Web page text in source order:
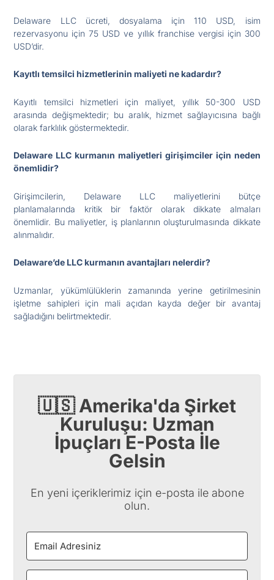
Delaware LLC ücreti, dosyalama için 110 USD, isim
rezervasyonu için 75 USD ve yıllık franchise vergisi için 300
USD’dir.
Kayıtlı temsilci hizmetlerinin maliyeti ne kadardır?
Kayıtlı temsilci hizmetleri için maliyet, yıllık 50-300 USD
arasında değişmektedir; bu aralık, hizmet sağlayıcısına bağlı
olarak farklılık göstermektedir.
Delaware LLC kurmanın maliyetleri girişimciler için neden
önemlidir?
Girişimcilerin, Delaware LLC maliyetlerini bütçe
planlamalarında kritik bir faktör olarak dikkate almaları
önemlidir. Bu maliyetler, iş planlarının oluşturulmasında dikkate
alınmalıdır.
Delaware’de LLC kurmanın avantajları nelerdir?
Uzmanlar, yükümlülüklerin zamanında yerine getirilmesinin
işletme sahipleri için mali açıdan kayda değer bir avantaj
sağladığını belirtmektedir.
🇺🇸 Amerika'da Şirket
Kuruluşu: Uzman
İpuçları E-Posta İle
Gelsin
En yeni içeriklerimiz için e-posta ile abone
olun.